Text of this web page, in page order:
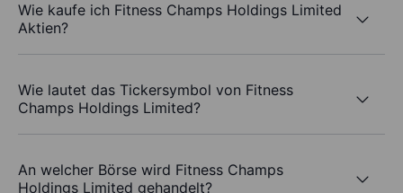
Wie kaufe ich Fitness Champs Holdings Limited
Aktien?
Wie lautet das Tickersymbol von Fitness
Champs Holdings Limited?
An welcher Börse wird Fitness Champs
Holdings Limited gehandelt?